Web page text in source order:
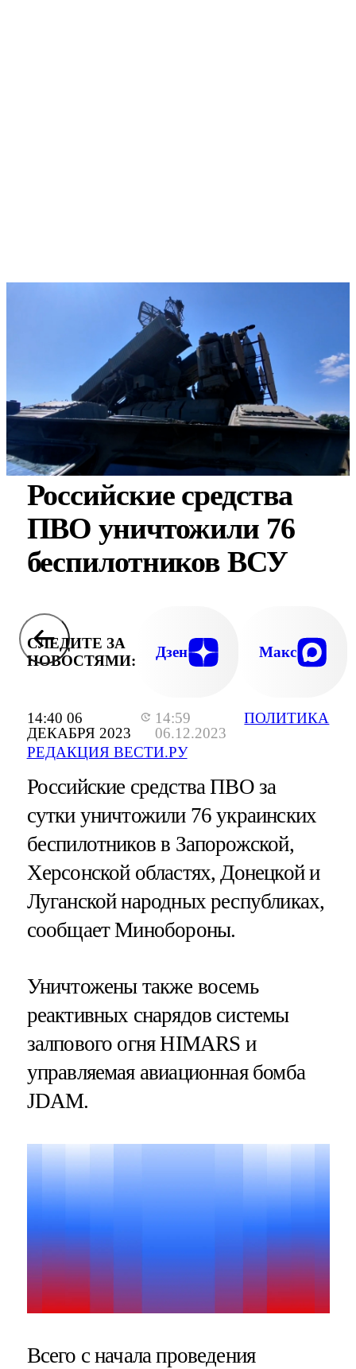
14:40 06
ДЕКАБРЯ 2023
14:59
06.12.2023
РЕДАКЦИЯ ВЕСТИ.РУ
ПОЛИТИКА
Российские средства
ПВО уничтожили 76
беспилотников ВСУ
СЛЕДИТЕ ЗА
НОВОСТЯМИ:
Дзен Макс
Российские средства ПВО за
сутки уничтожили 76 украинских
беспилотников в Запорожской,
Херсонской областях, Донецкой и
Луганской народных республиках,
сообщает Минобороны.
Уничтожены также восемь
реактивных снарядов системы
залпового огня HIMARS и
управляемая авиационная бомба
JDAM.
Всего с начала проведения